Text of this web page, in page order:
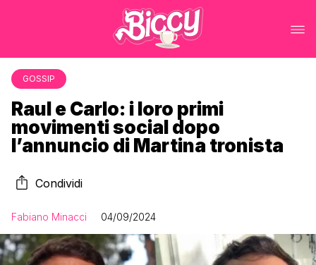
GOSSIP
Raul e Carlo: i loro primi
movimenti social dopo
l’annuncio di Martina tronista
Condividi
Fabiano Minacci 04/09/2024